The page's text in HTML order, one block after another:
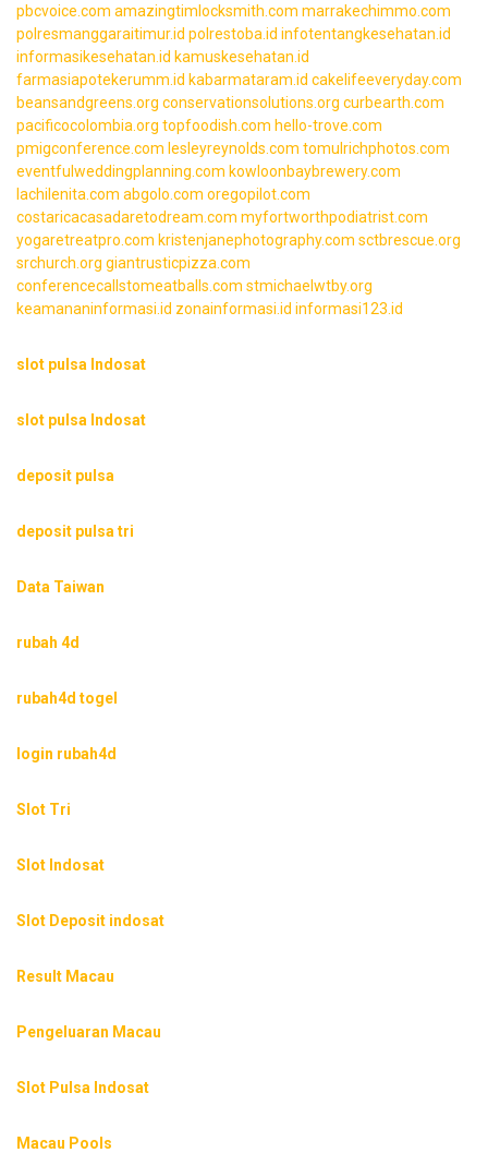
pbcvoice.com amazingtimlocksmith.com marrakechimmo.com
polresmanggaraitimur.id polrestoba.id infotentangkesehatan.id
informasikesehatan.id kamuskesehatan.id
farmasiapotekerumm.id kabarmataram.id cakelifeeveryday.com
beansandgreens.org conservationsolutions.org curbearth.com
pacificocolombia.org topfoodish.com hello-trove.com
pmigconference.com lesleyreynolds.com tomulrichphotos.com
eventfulweddingplanning.com kowloonbaybrewery.com
lachilenita.com abgolo.com oregopilot.com
costaricacasadaretodream.com myfortworthpodiatrist.com
yogaretreatpro.com kristenjanephotography.com sctbrescue.org
srchurch.org giantrusticpizza.com
conferencecallstomeatballs.com stmichaelwtby.org
keamananinformasi.id zonainformasi.id informasi123.id
slot pulsa Indosat
slot pulsa Indosat
deposit pulsa
deposit pulsa tri
Data Taiwan
rubah 4d
rubah4d togel
login rubah4d
Slot Tri
Slot Indosat
Slot Deposit indosat
Result Macau
Pengeluaran Macau
Slot Pulsa Indosat
Macau Pools